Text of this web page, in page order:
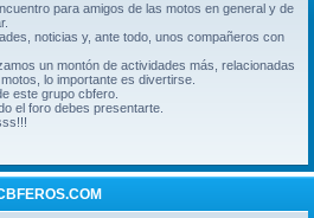
para amigos de las motos en general y de
noticias y, ante todo, unos compañeros con
un montón de actividades más, relacionadas
lo importante es divertirse.
este grupo cbfero.
el foro debes presentarte.